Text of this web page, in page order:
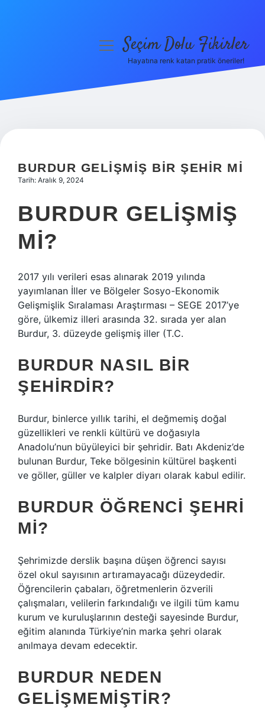
Hakkımızda
menüyüSeçim Dolu Fikirler
Hayatına renk katan pratik öneriler!
BURDUR GELIŞMIŞ BIR ŞEHIR MI
Tarih: Aralık 9, 2024
BURDUR GELIŞMIŞ
MI?
2017 yılı verileri esas alınarak 2019 yılında
yayımlanan İller ve Bölgeler Sosyo-Ekonomik
Gelişmişlik Sıralaması Araştırması – SEGE 2017’ye
göre, ülkemiz illeri arasında 32. sırada yer alan
Burdur, 3. düzeyde gelişmiş iller (T.C.
BURDUR NASIL BIR
ŞEHIRDIR?
Burdur, binlerce yıllık tarihi, el değmemiş doğal
güzellikleri ve renkli kültürü ve doğasıyla
Anadolu’nun büyüleyici bir şehridir. Batı Akdeniz’de
bulunan Burdur, Teke bölgesinin kültürel başkenti
ve göller, güller ve kalpler diyarı olarak kabul edilir.
BURDUR ÖĞRENCI ŞEHRI
MI?
Şehrimizde derslik başına düşen öğrenci sayısı
özel okul sayısının artıramayacağı düzeydedir.
Öğrencilerin çabaları, öğretmenlerin özverili
çalışmaları, velilerin farkındalığı ve ilgili tüm kamu
kurum ve kuruluşlarının desteği sayesinde Burdur,
eğitim alanında Türkiye’nin marka şehri olarak
anılmaya devam edecektir.
BURDUR NEDEN
GELIŞMEMIŞTIR?